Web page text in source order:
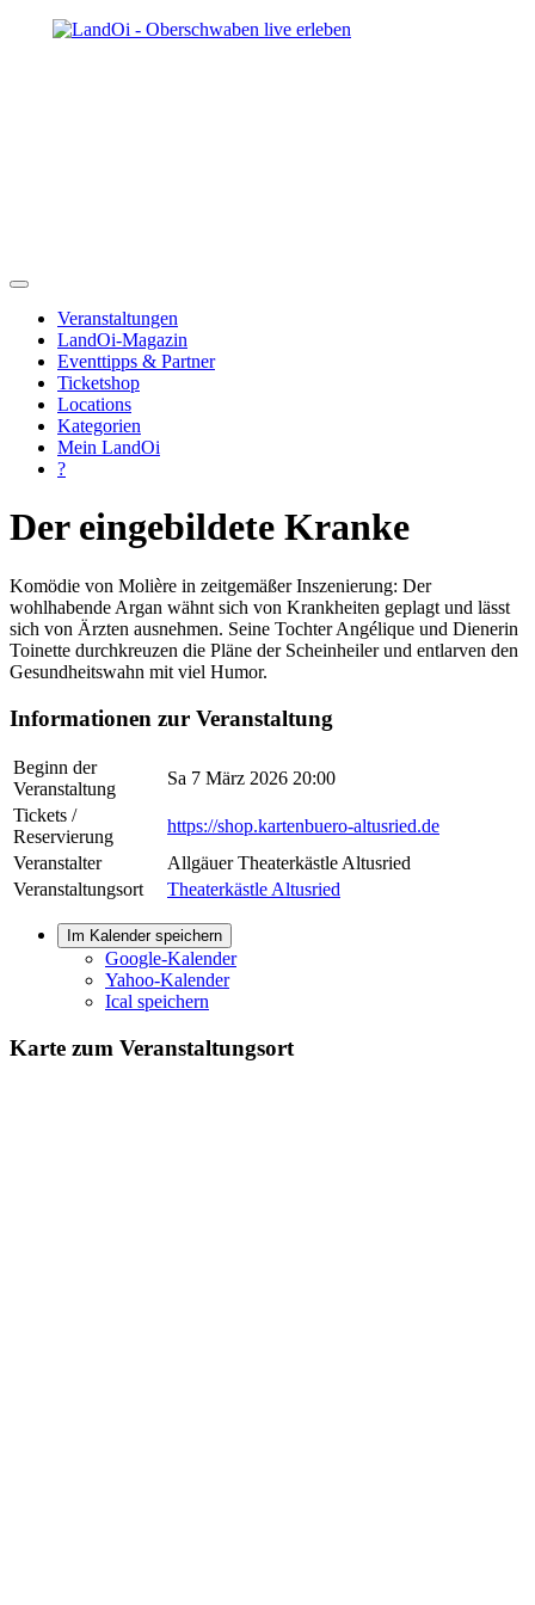
Veranstaltungen
LandOi-Magazin
Eventtipps & Partner
Ticketshop
Locations
Kategorien
Mein LandOi
?
Der eingebildete Kranke
Komödie von Molière in zeitgemäßer Inszenierung: Der
wohlhabende Argan wähnt sich von Krankheiten geplagt und lässt
sich von Ärzten ausnehmen. Seine Tochter Angélique und Dienerin
Toinette durchkreuzen die Pläne der Scheinheiler und entlarven den
Gesundheitswahn mit viel Humor.
Informationen zur Veranstaltung
Beginn der
Veranstaltung
Sa 7 März 2026 20:00
Tickets /
Reservierung
https://shop.kartenbuero-altusried.de
Veranstalter
Allgäuer Theaterkästle Altusried
Veranstaltungsort
Theaterkästle Altusried
Im Kalender speichern
Google-Kalender
Yahoo-Kalender
Ical speichern
Karte zum Veranstaltungsort